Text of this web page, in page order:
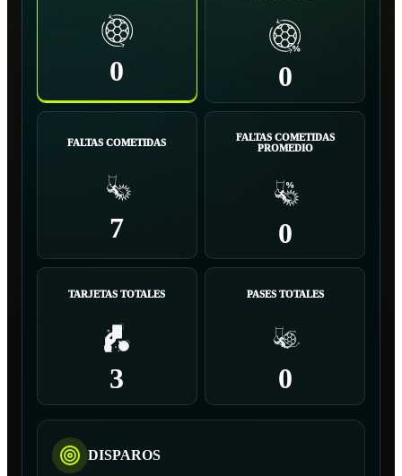
0 0
FALTAS COMETIDAS
7
FALTAS COMETIDAS
PROMEDIO
0
TARJETAS TOTALES
3
PASES TOTALES
0
DISPAROS